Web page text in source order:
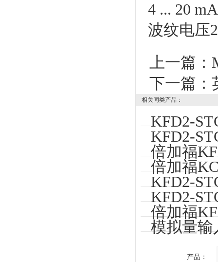
4 ... 20
波纹电压
上一篇：
下一篇：
相关同类产品：
KFD2-
KFD2-
倍加福
倍加福
KFD2-
KFD2-
倍加福
模拟量输
产品：